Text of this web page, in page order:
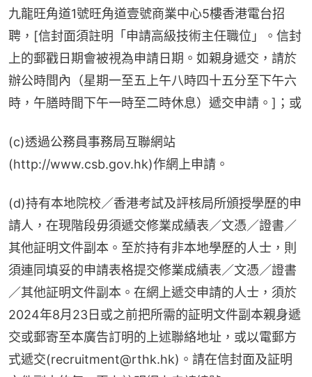
九龍旺角道1號旺角道壹號商業中心5樓香港電台招
聘，[信封面須註明「申請高級技術主任職位」。信封
上的郵戳日期會被視為申請日期。如親身遞交，請於
辦公時間內（星期一至五上午八時四十五分至下午六
時，午膳時間下午一時至二時休息）遞交申請。]；或
(c)透過公務員事務局互聯網站
(http://www.csb.gov.hk)作網上申請。
(d)持有本地院校／香港考試及評核局所頒授學歷的申
請人，在現階段毋須遞交修業成績表／文憑／證書／
其他証明文件副本。至於持有非本地學歷的人士，則
須連同填妥的申請表格提交修業成績表／文憑／證書
／其他証明文件副本。在網上遞交申請的人士，須於
2024年8月23日或之前把所需的証明文件副本親身遞
交或郵寄至本廣告訂明的上述聯絡地址，或以電郵方
式遞交(recruitment@rthk.hk)。請在信封面及証明